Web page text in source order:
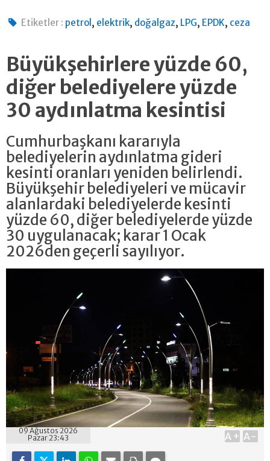
Etiketler : petrol , elektrik, doğalgaz, LPG, EPDK, ceza
Büyükşehirlere yüzde 60,
diğer belediyelere yüzde
30 aydınlatma kesintisi
Cumhurbaşkanı kararıyla
belediyelerin aydınlatma gideri
kesinti oranları yeniden belirlendi.
Büyükşehir belediyeleri ve mücavir
alanlardaki belediyelerde kesinti
yüzde 60, diğer belediyelerde yüzde
30 uygulanacak; karar 1 Ocak
2026den geçerli sayılıyor.
09 Ağustos 2026
Pazar 23:43
A+ A-